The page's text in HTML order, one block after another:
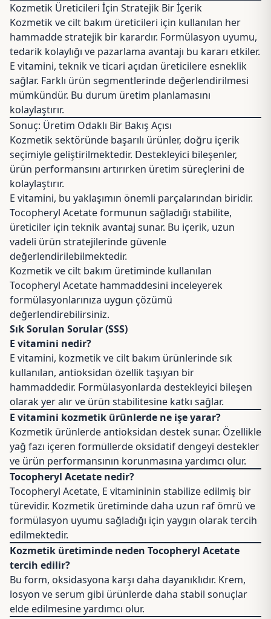
Kozmetik Üreticileri İçin Stratejik Bir İçerik
Kozmetik ve cilt bakım üreticileri için kullanılan her
hammadde stratejik bir karardır. Formülasyon uyumu,
tedarik kolaylığı ve pazarlama avantajı bu kararı etkiler.
E vitamini, teknik ve ticari açıdan üreticilere esneklik
sağlar. Farklı ürün segmentlerinde değerlendirilmesi
mümkündür. Bu durum üretim planlamasını
kolaylaştırır.
Sonuç: Üretim Odaklı Bir Bakış Açısı
Kozmetik sektöründe başarılı ürünler, doğru içerik
seçimiyle geliştirilmektedir. Destekleyici bileşenler,
ürün performansını artırırken üretim süreçlerini de
kolaylaştırır.
E vitamini, bu yaklaşımın önemli parçalarından biridir.
Tocopheryl Acetate formunun sağladığı stabilite,
üreticiler için teknik avantaj sunar. Bu içerik, uzun
vadeli ürün stratejilerinde güvenle
değerlendirilebilmektedir.
Kozmetik ve cilt bakım üretiminde kullanılan
Tocopheryl Acetate hammaddesini inceleyerek
formülasyonlarınıza uygun çözümü
değerlendirebilirsiniz.
Sık Sorulan Sorular (SSS)
E vitamini nedir?
E vitamini, kozmetik ve cilt bakım ürünlerinde sık
kullanılan, antioksidan özellik taşıyan bir
hammaddedir. Formülasyonlarda destekleyici bileşen
olarak yer alır ve ürün stabilitesine katkı sağlar.
E vitamini kozmetik ürünlerde ne işe yarar?
Kozmetik ürünlerde antioksidan destek sunar. Özellikle
yağ fazı içeren formüllerde oksidatif dengeyi destekler
ve ürün performansının korunmasına yardımcı olur.
Tocopheryl Acetate nedir?
Tocopheryl Acetate, E vitamininin stabilize edilmiş bir
türevidir. Kozmetik üretiminde daha uzun raf ömrü ve
formülasyon uyumu sağladığı için yaygın olarak tercih
edilmektedir.
Kozmetik üretiminde neden Tocopheryl Acetate
tercih edilir?
Bu form, oksidasyona karşı daha dayanıklıdır. Krem,
losyon ve serum gibi ürünlerde daha stabil sonuçlar
elde edilmesine yardımcı olur.